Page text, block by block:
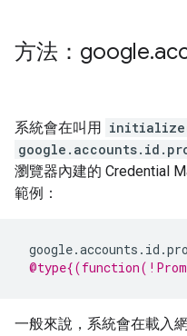
方法：google.
系統會在叫用
瀏覽器內建的 Credential
範例：
google.accounts . id .
一般來說，系統會在載入